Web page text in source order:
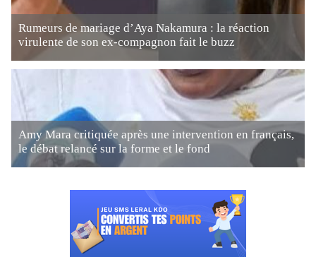
Rumeurs de mariage d’Aya Nakamura : la réaction
virulente de son ex-compagnon fait le buzz
Amy Mara critiquée après une intervention en français,
le débat relancé sur la forme et le fond